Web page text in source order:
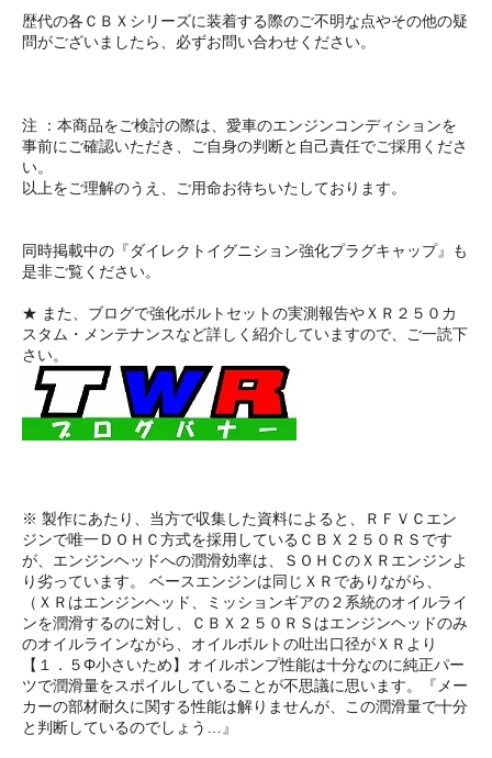
歴代の各ＣＢＸシリーズに装着する際のご不明な点やその他の疑
問がございましたら、必ずお問い合わせください。
注 ：本商品をご検討の際は、愛車のエンジンコンディションを
事前にご確認いただき、ご自身の判断と自己責任でご採用くださ
い。
以上をご理解のうえ、ご用命お待ちいたしております。
同時掲載中の『ダイレクトイグニション強化プラグキャップ』も
是非ご覧ください。
★ また、ブログで強化ボルトセットの実測報告やＸＲ２５０カ
スタム・メンテナンスなど詳しく紹介していますので、ご一読下
さい。
※ 製作にあたり、当方で収集した資料によると、ＲＦＶＣエン
ジンで唯一ＤＯＨＣ方式を採用しているＣＢＸ２５０ＲＳです
が、エンジンヘッドへの潤滑効率は、ＳＯＨＣのＸＲエンジンよ
り劣っています。 ベースエンジンは同じＸＲでありながら、
（ＸＲはエンジンヘッド、ミッションギアの２系統のオイルライ
ンを潤滑するのに対し、ＣＢＸ２５０ＲＳはエンジンヘッドのみ
のオイルラインながら、オイルボルトの吐出口径がＸＲより
【１．５Φ小さいため】オイルポンプ性能は十分なのに純正パー
ツで潤滑量をスポイルしていることが不思議に思います。『メー
カーの部材耐久に関する性能は解りませんが、この潤滑量で十分
と判断しているのでしょう…』